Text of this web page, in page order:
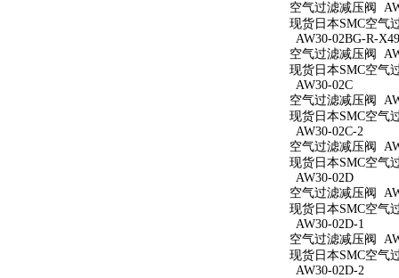
空气过滤减压阀
现货日本SMC空气
AW30-02BG-R-
空气过滤减压阀
现货日本SMC空气
AW30-02C
空气过滤减压阀
现货日本SMC空气
AW30-02C-2
空气过滤减压阀
现货日本SMC空气
AW30-02D
空气过滤减压阀
现货日本SMC空气
AW30-02D-1
空气过滤减压阀
现货日本SMC空气
AW30-02D-2